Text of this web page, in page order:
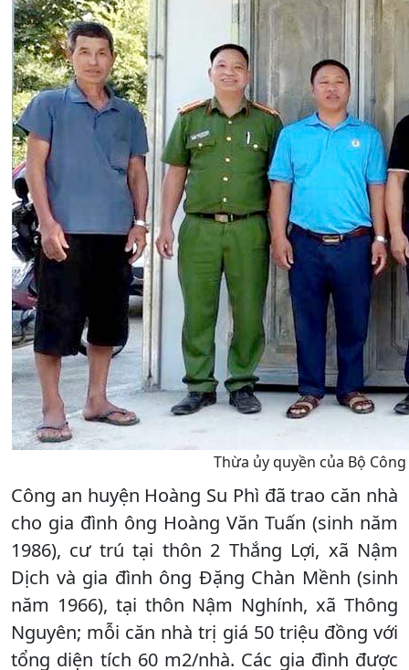
Thừa ủy quyền của Bộ
Công an huyện Hoàng Su Phì đã trao căn nhà
cho gia đình ông Hoàng Văn Tuấn (sinh năm
1986), cư trú tại thôn 2 Thắng Lợi, xã Nậm
Dịch và gia đình ông Đặng Chàn Mềnh (sinh
năm 1966), tại thôn Nậm Nghính, xã Thông
Nguyên; mỗi căn nhà trị giá 50 triệu đồng với
tổng diện tích 60 m2/nhà. Các gia đình được